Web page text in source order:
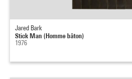
Jared Bark
Stick Man (Homme bâton)
1976